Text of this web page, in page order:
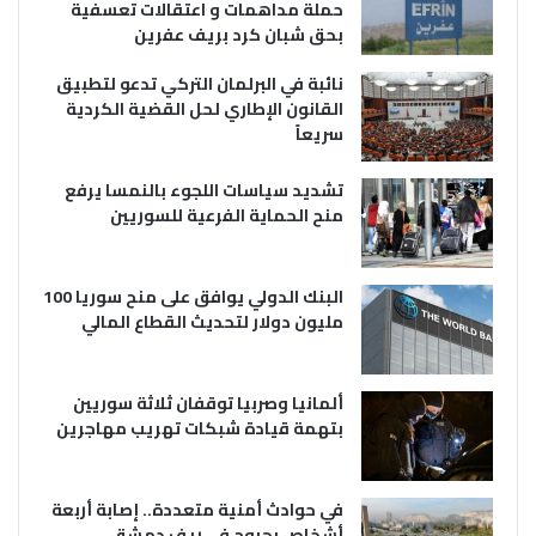
حملة مداهمات و اعتقالات تعسفية
بحق شبان كرد بريف عفرين
نائبة في البرلمان التركي تدعو لتطبيق
القانون الإطاري لحل القضية الكردية
سريعاً
تشديد سياسات اللجوء بالنمسا يرفع
منح الحماية الفرعية للسوريين
البنك الدولي يوافق على منح سوريا 100
مليون دولار لتحديث القطاع المالي
ألمانيا وصربيا توقفان ثلاثة سوريين
بتهمة قيادة شبكات تهريب مهاجرين
في حوادث أمنية متعددة.. إصابة أربعة